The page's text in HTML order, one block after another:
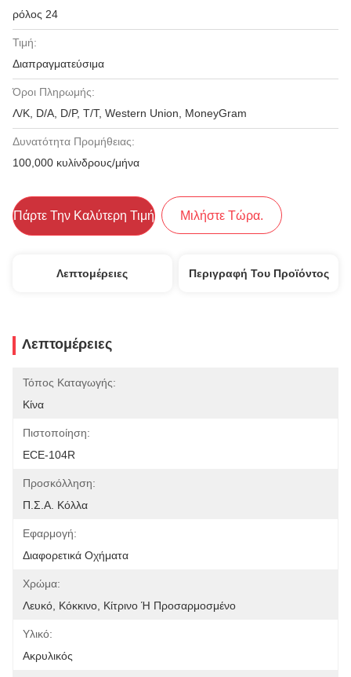
ρόλος 24
Τιμή:
Διαπραγματεύσιμα
Όροι Πληρωμής:
Λ/Κ, D/A, D/P, T/T, Western Union, MoneyGram
Δυνατότητα Προμήθειας:
100,000 κυλίνδρους/μήνα
Πάρτε Την Καλύτερη Τιμή Μιλήστε Τώρα.
Λεπτομέρειες Περιγραφή Του Προϊόντος
Λεπτομέρειες
Τόπος Καταγωγής:
Κίνα
Πιστοποίηση:
ECE-104R
Προσκόλληση:
Π.Σ.Α. Κόλλα
Εφαρμογή:
Διαφορετικά Οχήματα
Χρώμα:
Λευκό, Κόκκινο, Κίτρινο Ή Προσαρμοσμένο
Υλικό:
Ακρυλικός